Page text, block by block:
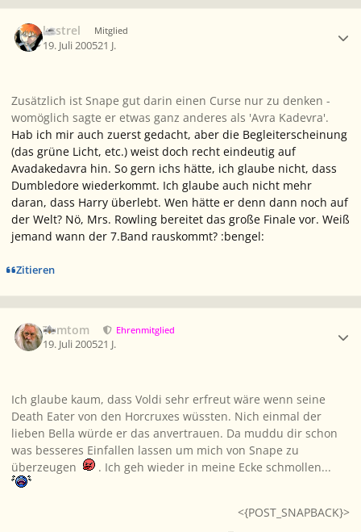
kestrel Mitglied
19. Juli 200521 J.
Zusätzlich ist Snape gut darin einen Curse nur zu denken -
womöglich sagte er etwas ganz anderes als 'Avra Kadevra'.
Hab ich mir auch zuerst gedacht, aber die Begleiterscheinung
(das grüne Licht, etc.) weist doch recht eindeutig auf
Avadakedavra hin. So gern ichs hätte, ich glaube nicht, dass
Dumbledore wiederkommt. Ich glaube auch nicht mehr
daran, dass Harry überlebt. Wen hätte er denn dann noch auf
der Welt? Nö, Mrs. Rowling bereitet das große Finale vor. Weiß
jemand wann der 7.Band rauskommt? :bengel:
Zitieren
Tomtom Ehrenmitglied
19. Juli 200521 J.
Ich glaube kaum, dass Voldi sehr erfreut wäre wenn seine
Death Eater von den Horcruxes wüssten. Nich einmal der
lieben Bella würde er das anvertrauen. Da muddu dir schon
was besseres Einfallen lassen um mich von Snape zu
überzeugen
. Ich geh wieder in meine Ecke schmollen...
<{POST_SNAPBACK}>